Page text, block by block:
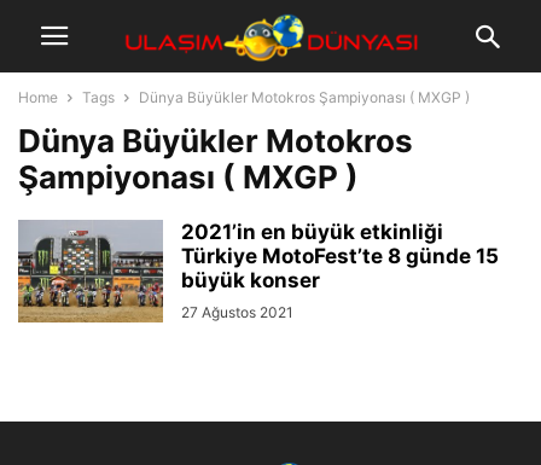
Home Tags Dünya Büyükler Motokros Şampiyonası ( MXGP )
Dünya Büyükler Motokros
Şampiyonası ( MXGP )
2021’in en büyük etkinliği
Türkiye MotoFest’te 8 günde 15
büyük konser
27 Ağustos 2021